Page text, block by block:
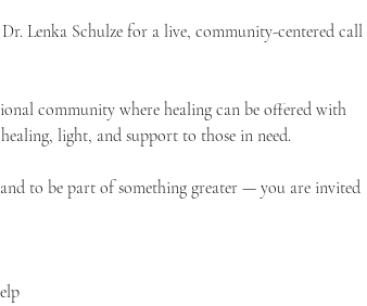
Lenka Schulze for a live, community-centered call
community where healing can be offered with
light, and support to those in need.
to be part of something greater — you are invited